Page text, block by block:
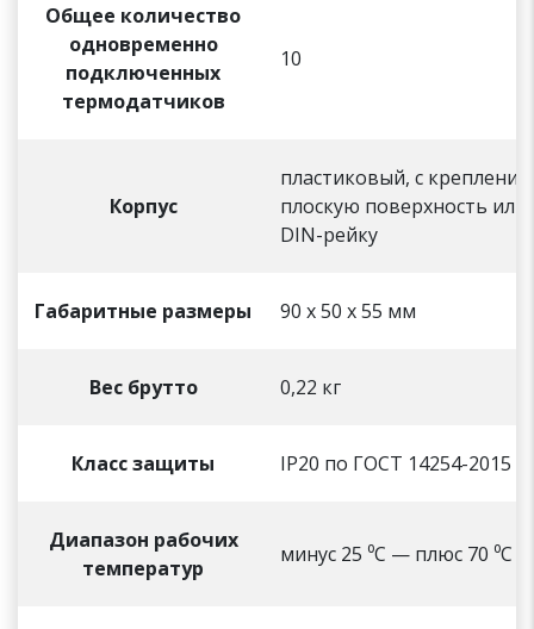
Общее количество
одновременно
подключенных
термодатчиков
10
Корпус
пластиковый, с
плоскую поверхность или
DIN-рейку
Габаритные размеры 90 х 50 х 55 мм
Вес брутто 0,22 кг
Класс защиты IP20 по ГОСТ 14254-2015
Диапазон рабочих
температур
минус 25 ⁰С — плюс 70 ⁰С